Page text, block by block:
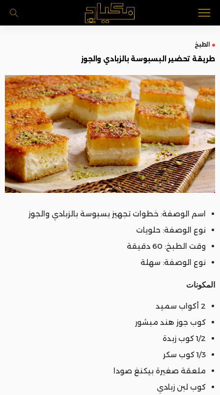
الطبخ
طريقة تحضير البسبوسة بالزبادي والجوز
اسم الوصفة: خطوات تجهيز بسبوسة بالزبادي والجوز
نوع الوصفة: حلويات
وقت الطبخ: 60 دقيقة
نوع الوصفة: سهلة
المكونات
2 أكواب سميد
كوب جوز هند مبشور
1/2 كوب زبدة
1/3 كوب سكر
ملعقة صغيرة بيكنغ صودا
كوب لبن زبادي